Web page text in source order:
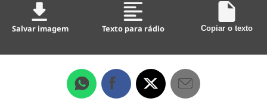
Salvar imagem Texto para rádio Copiar o texto